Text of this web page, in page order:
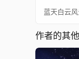
蓝天白云
作者的其